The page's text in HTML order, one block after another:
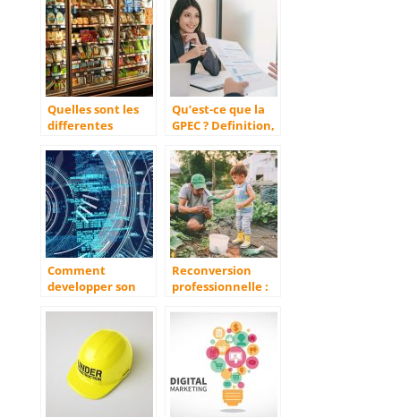
Quelles sont les
differentes
produit ?
Qu’est-ce que la
GPEC ? Definition,
Comment
developper son
Reconversion
professionnelle :
l’agriculture